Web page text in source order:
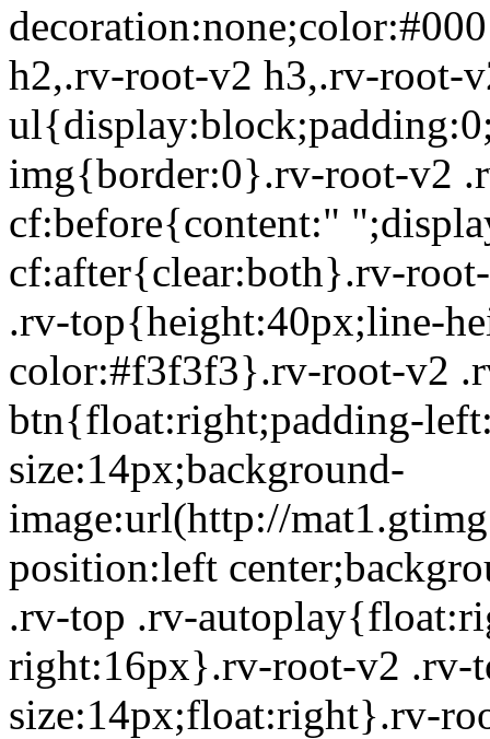
h2,.rv-root-v2 h3,.rv-root-
img{border:0}.rv-root-v2
cf:before{content:"
cf:after{clear:both}.rv-
.rv-top{height:40px;line-
color:#f3f3f3}.rv-root-v2
btn{float:right;padding-
size:14px;background-
image:url(http://
position:left
.rv-top .rv-
right:16px}.rv-root-v2 .rv-
size:14px;float:right}.rv-